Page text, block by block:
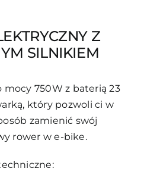
Z
SILNIKIEM
750W z baterią 23
który pozwoli ci w
zamienić swój
rower w e-bike.